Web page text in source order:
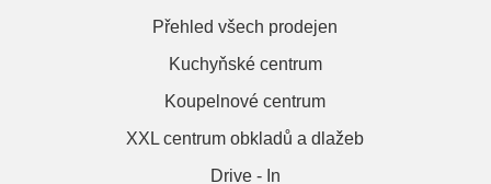
Přehled všech prodejen
Kuchyňské centrum
Koupelnové centrum
XXL centrum obkladů a dlažeb
Drive - In